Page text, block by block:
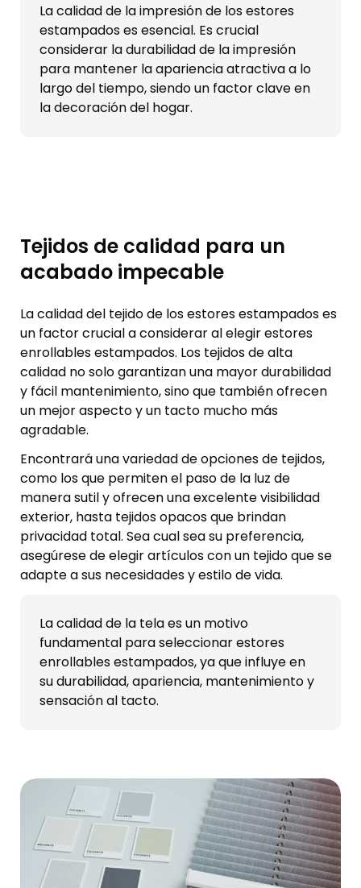
La calidad de la impresión de los estores
estampados es esencial. Es crucial
considerar la durabilidad de la impresión
para mantener la apariencia atractiva a lo
largo del tiempo, siendo un factor clave en
la decoración del hogar.
Tejidos de calidad para un
acabado impecable
La calidad del tejido de los estores estampados es
un factor crucial a considerar al elegir estores
enrollables estampados. Los tejidos de alta
calidad no solo garantizan una mayor durabilidad
y fácil mantenimiento, sino que también ofrecen
un mejor aspecto y un tacto mucho más
agradable.
Encontrará una variedad de opciones de tejidos,
como los que permiten el paso de la luz de
manera sutil y ofrecen una excelente visibilidad
exterior, hasta tejidos opacos que brindan
privacidad total. Sea cual sea su preferencia,
asegúrese de elegir artículos con un tejido que se
adapte a sus necesidades y estilo de vida.
La calidad de la tela es un motivo
fundamental para seleccionar estores
enrollables estampados, ya que influye en
su durabilidad, apariencia, mantenimiento y
sensación al tacto.